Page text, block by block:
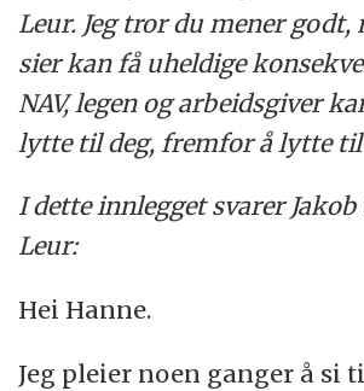
Leur. Jeg tror du mener godt,
sier kan få uheldige
NAV, legen og arbeidsgiver
lytte til deg, fremfor å lytte til
I dette innlegget svarer Jakob
Leur:
Hei Hanne.
Jeg pleier noen ganger å si